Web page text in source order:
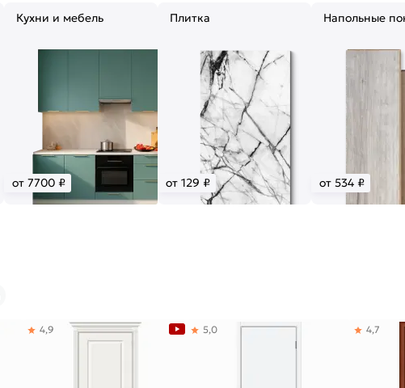
Кухни и мебель
от 7700 ₽
Плитка
от 129 ₽
Напольные
от 534 ₽
4,9 5,0 4,7